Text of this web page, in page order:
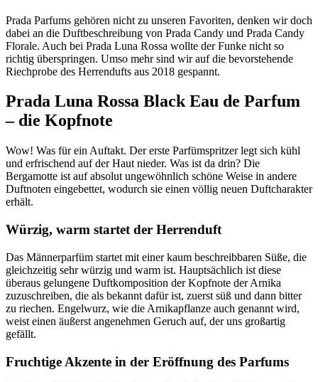
Prada Parfums gehören nicht zu unseren Favoriten, denken wir doch
dabei an die Duftbeschreibung von Prada Candy und Prada Candy
Florale. Auch bei Prada Luna Rossa wollte der Funke nicht so
richtig überspringen. Umso mehr sind wir auf die bevorstehende
Riechprobe des Herrendufts aus 2018 gespannt.
Prada Luna Rossa Black Eau de Parfum
– die Kopfnote
Wow! Was für ein Auftakt. Der erste Parfümspritzer legt sich kühl
und erfrischend auf der Haut nieder. Was ist da drin? Die
Bergamotte ist auf absolut ungewöhnlich schöne Weise in andere
Duftnoten eingebettet, wodurch sie einen völlig neuen Duftcharakter
erhält.
Würzig, warm startet der Herrenduft
Das Männerparfüm startet mit einer kaum beschreibbaren Süße, die
gleichzeitig sehr würzig und warm ist. Hauptsächlich ist diese
überaus gelungene Duftkomposition der Kopfnote der Arnika
zuzuschreiben, die als bekannt dafür ist, zuerst süß und dann bitter
zu riechen. Engelwurz, wie die Arnikapflanze auch genannt wird,
weist einen äußerst angenehmen Geruch auf, der uns großartig
gefällt.
Fruchtige Akzente in der Eröffnung des Parfums